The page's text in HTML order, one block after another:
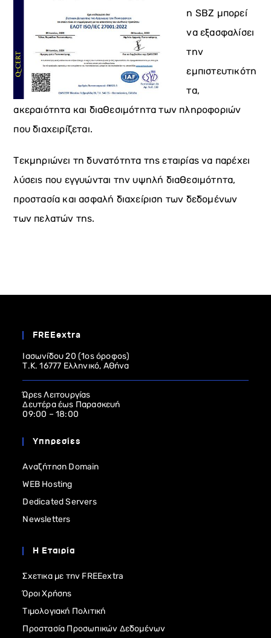
η SBZ μπορεί
να εξασφαλίσει
την
εμπιστευτικότη
τα,
ακεραιότητα και διαθεσιμότητα των πληροφοριών
που διαχειρίζεται.
Τεκμηριώνει τη δυνατότητα της εταιρίας να παρέχει
λύσεις που εγγυώνται την υψηλή διαθεσιμότητα,
προστασία και ασφαλή διαχείριση των δεδομένων
των πελατών της.
FREEextra
Ιασωνίδου 20 (1ος όροφος)
Τ.Κ. 16777 Ελληνικό, Αθήνα
Ώρες Λειτουργίας
Δευτέρα έως Παρασκευή
09:00 – 18:00
Υπηρεσίες
Αναζήτηση Domain
WEB Hosting
Dedicated Servers
Newsletters
Η Εταιρία
Σχετικα με την FREEextra
Όροι Χρήσης
Τιμολογιακή Πολιτική
Προστασία Προσωπικών Δεδομένων